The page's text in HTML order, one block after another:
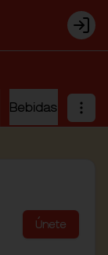
Bebidas
Únete